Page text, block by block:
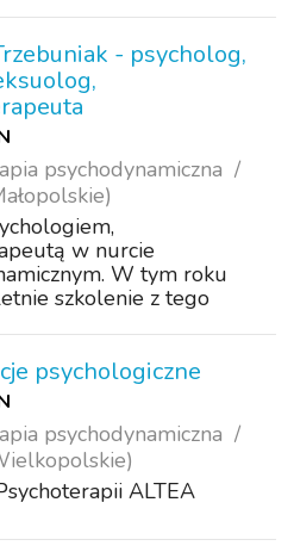
Psychologiczne oraz
Psychoterapii
- psycholog,
psychodynamiczna
w nurcie
W tym roku
szkolenie z tego
ich drodze do zdrowia
i odzyskiwania
psychologiczne
psychodynamiczna
ALTEA